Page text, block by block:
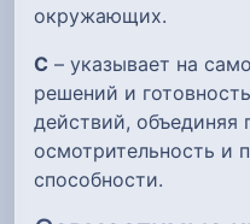
окружающих.
С – указывает на
решений и
действий, объединяя
осмотрительность и
способности.